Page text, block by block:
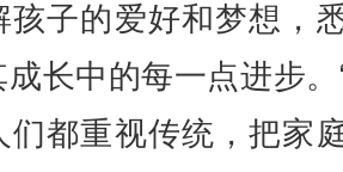
孩子的爱好和梦想，
长中的每一点进步。
们都重视传统，把家